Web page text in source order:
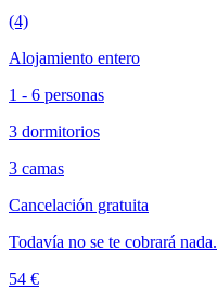
(4)
Alojamiento entero
1 - 6 personas
3 dormitorios
3 camas
Cancelación gratuita
Todavía no se te cobrará nada.
54 €